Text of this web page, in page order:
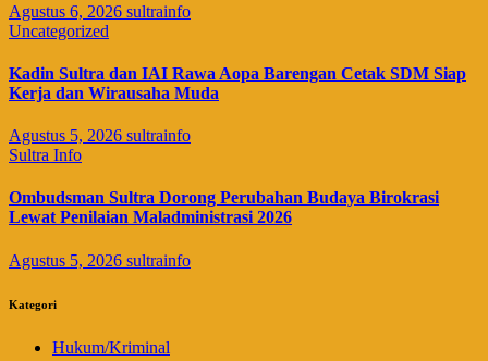
Agustus 6, 2026 sultrainfo
Uncategorized
Kadin Sultra dan IAI Rawa Aopa Barengan Cetak SDM Siap
Kerja dan Wirausaha Muda
Agustus 5, 2026 sultrainfo
Sultra Info
Ombudsman Sultra Dorong Perubahan Budaya Birokrasi
Lewat Penilaian Maladministrasi 2026
Agustus 5, 2026 sultrainfo
Kategori
Hukum/Kriminal